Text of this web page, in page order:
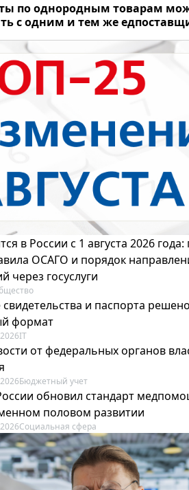
по однородным товарам
с одним и тем же
в России с 1 августа 2026
ОСАГО и порядок
через госуслуги
и паспорта
формат
IT
от федеральных органов
Бюджетный учет
обновил стандарт
половом развитии
Социальная сфера